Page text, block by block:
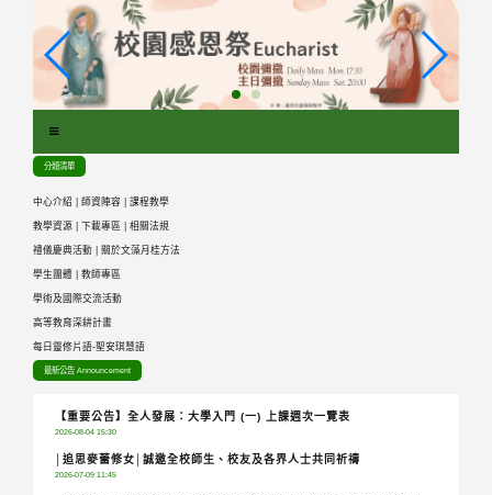
分類清單
中心介紹 師資陣容 課程教學
教學資源 下載專區 相關法規
禮儀慶典活動 關於文藻月桂方法
學生團體 教師專區
學術及國際交流活動
高等教育深耕計畫
每日靈修片語-聖安琪慧語
最新公告 Announcement
【重要公告】全人發展：大學入門 (一) 上課週次一覽表
2026-08-04 15:30
│追思麥蕾修女│誠邀全校師生、校友及各界人士共同祈禱
2026-07-09 11:45